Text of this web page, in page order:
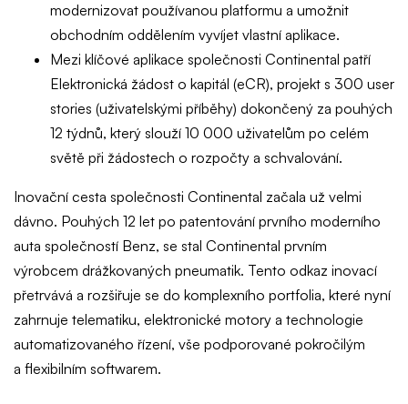
modernizovat používanou platformu a umožnit
obchodním oddělením vyvíjet vlastní aplikace.
Mezi klíčové aplikace společnosti Continental patří
Elektronická žádost o kapitál (eCR), projekt s 300 user
stories (uživatelskými příběhy) dokončený za pouhých
12 týdnů, který slouží 10 000 uživatelům po celém
světě při žádostech o rozpočty a schvalování.
Inovační cesta společnosti Continental začala už velmi
dávno. Pouhých 12 let po patentování prvního moderního
auta společností Benz, se stal Continental prvním
výrobcem drážkovaných pneumatik. Tento odkaz inovací
přetrvává a rozšiřuje se do komplexního portfolia, které nyní
zahrnuje telematiku, elektronické motory a technologie
automatizovaného řízení, vše podporované pokročilým
a flexibilním softwarem.